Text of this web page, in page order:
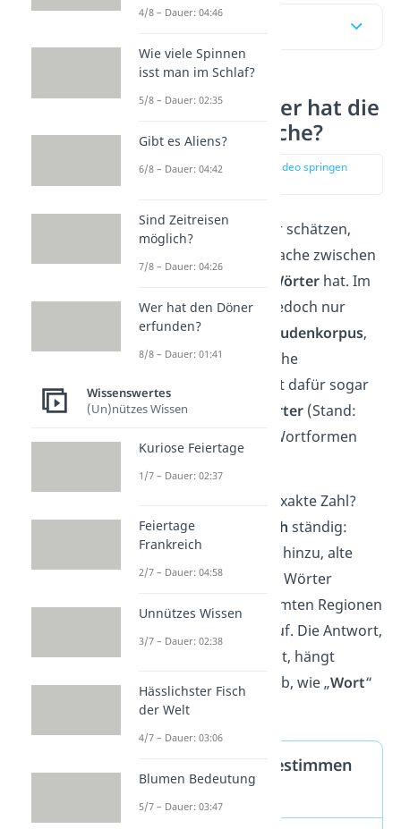
Wie viele Wörter hat die
deutsche Sprache?
zur Stelle im Video springen
Sprachwissenschaftler schätzen,
dass die deutsche Sprache zwischen
350.000 und 500.000 Wörter hat. Im
Duden selbst stehen jedoch nur
151.000 Wörter
Dudenkorpus,
eine große elektronische
Textsammlung, enthält dafür sogar
über 20 Millionen Wörter (Stand:
2024), darunter viele Wortformen
und seltene Begriffe.
Warum gibt es keine exakte Zahl?
Sprache verändert sich ständig:
neue Wörter kommen hinzu, alte
verschwinden. Andere Wörter
tauchen nur in bestimmten Regionen
oder Fachbereichen auf. Die Antwort,
wie viele Wörter es gibt, hängt
zudem immer davon ab, wie „Wort“
genaudefiniert
Probleme beim Bestimmen
4/8 – Dauer: 04:46
Wie viele Spinnen
isst man im Schlaf?
5/8 – Dauer: 02:35
Gibt es Aliens?
6/8 – Dauer: 04:42
Sind Zeitreisen
möglich?
7/8 – Dauer: 04:26
Wer hat den Döner
erfunden?
8/8 – Dauer: 01:41
Wissenswertes
(Un)nützes Wissen
Kuriose Feiertage
1/7 – Dauer: 02:37
Feiertage
Frankreich
2/7 – Dauer: 04:58
Unnützes Wissen
3/7 – Dauer: 02:38
Hässlichster Fisch
der Welt
4/7 – Dauer: 03:06
Blumen Bedeutung
5/7 – Dauer: 03:47